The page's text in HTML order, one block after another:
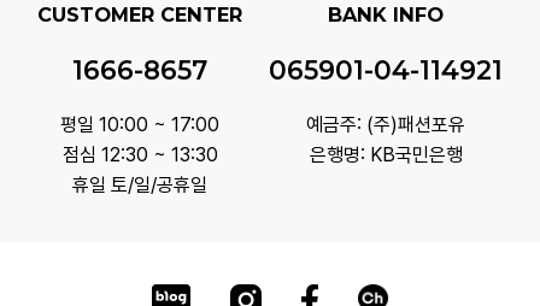
CUSTOMER CENTER
1666-8657
평일 10:00 ~ 17:00
점심 12:30 ~ 13:30
휴일 토/일/공휴일
BANK INFO
065901-04-114921
예금주: (주)패션포유
은행명: KB국민은행